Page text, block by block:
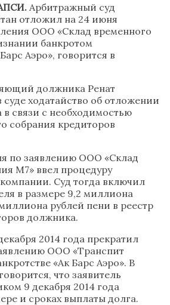
Арбитражный суд
отложил на 24 июня
ООО «Склад временного
банкротом
Аэро», говорится в
должника Ренат
ходатайство об отложении
в связи с необходимостью
собрания кредиторов
по заявлению ООО «Склад
М7» ввел процедуру
Суд тогда включил
в размере 9,2 миллиона
рублей пени в реестр
должника.
2014 года прекратил
ООО «Транспит
«Ак Барс Аэро». В
что заявитель
9 декабря 2014 года
и сроках выплаты долга.